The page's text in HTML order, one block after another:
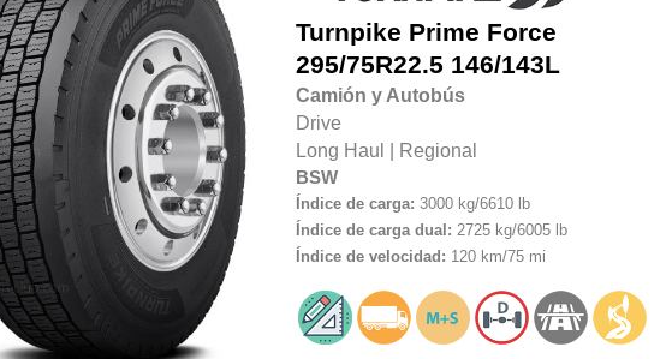
Turnpike Prime Force
295/75R22.5 146/143L
Camión y Autobús
Drive
Long Haul
Regional
BSW
Índice de carga: 3000 kg/6610 lb
Índice de carga dual: 2725 kg/6005 lb
Índice de velocidad: 120 km/75 mi